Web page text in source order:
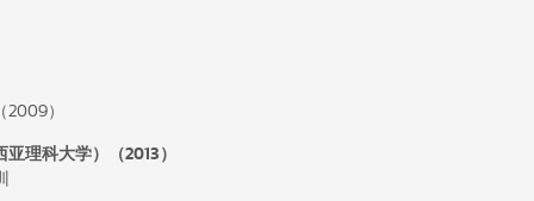
）
理科大学）（2013）